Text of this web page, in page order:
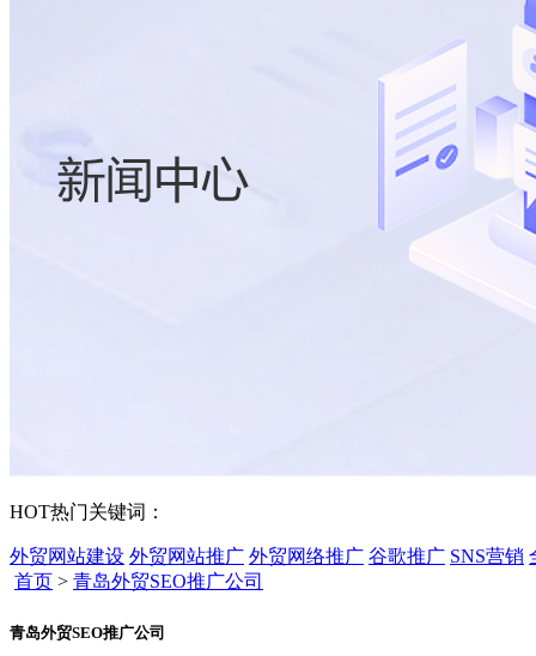
HOT热门关键词：
外贸网站建设 外贸网站推广 外贸网络推广 谷歌推广 SNS营销
首页 > 青岛外贸SEO推广公司
青岛外贸SEO推广公司